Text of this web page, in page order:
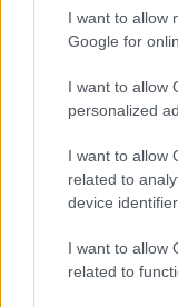
I want to allow
Google for
I want to allow
personalized
I want to allow
related to
device
I want to allow
related to